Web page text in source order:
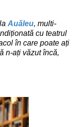
Auăleu, multi-
cu teatrul
în care poate ați
n-ați văzut încă,